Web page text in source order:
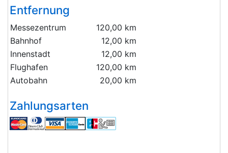
Entfernung
Messezentrum
120,00 km
Bahnhof
12,00 km
Innenstadt
12,00 km
Flughafen
120,00 km
Autobahn
20,00 km
Zahlungsarten